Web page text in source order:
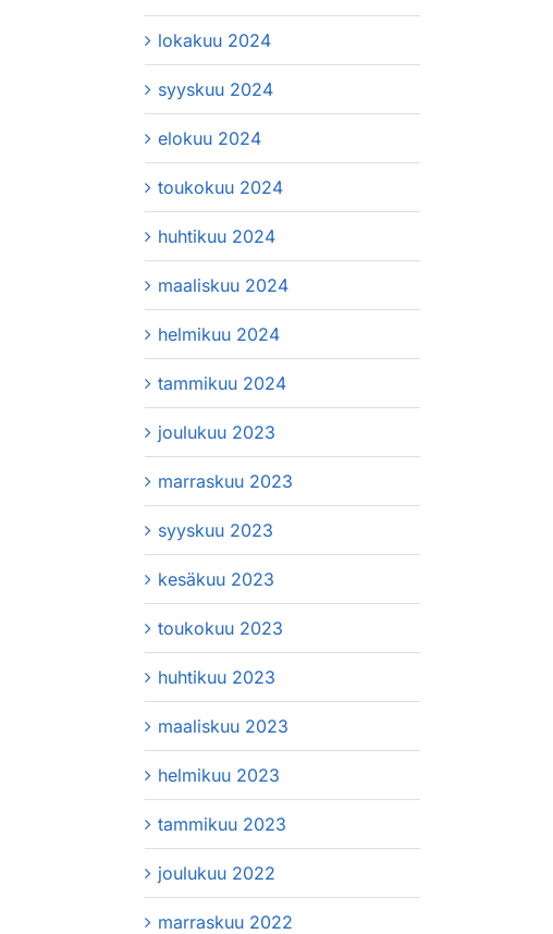
lokakuu 2024
syyskuu 2024
elokuu 2024
toukokuu 2024
huhtikuu 2024
maaliskuu 2024
helmikuu 2024
tammikuu 2024
joulukuu 2023
marraskuu 2023
syyskuu 2023
kesäkuu 2023
toukokuu 2023
huhtikuu 2023
maaliskuu 2023
helmikuu 2023
tammikuu 2023
joulukuu 2022
marraskuu 2022